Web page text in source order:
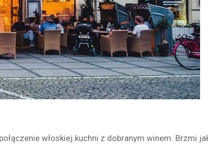
włoskiej kuchni z dobranym winem. Brzmi